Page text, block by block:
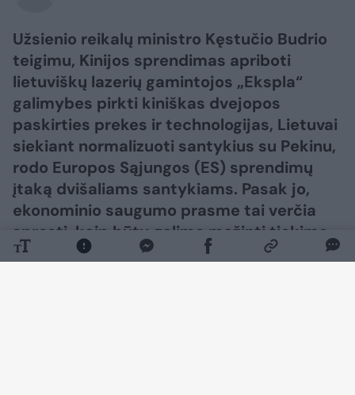
Užsienio reikalų ministro Kęstučio Budrio
teigimu, Kinijos sprendimas apriboti
lietuviškų lazerių gamintojos „Ekspla“
galimybes pirkti kiniškas dvejopos
paskirties prekes ir technologijas, Lietuvai
siekiant normalizuoti santykius su Pekinu,
rodo Europos Sąjungos (ES) sprendimų
įtaką dvišaliams santykiams. Pasak jo,
ekonominio saugumo prasme tai verčia
spręsti, kaip būtų galima mažinti tiekimo
grandinių priklausomybę nuo Kinijos.